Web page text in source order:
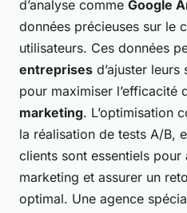
d’analyse comme Google
données précieuses sur le
utilisateurs. Ces données
entreprises d’ajuster
pour maximiser l’efficacité
marketing. L’optimisation
la réalisation de tests A/B,
clients sont essentiels
marketing et assurer un
optimal. Une agence